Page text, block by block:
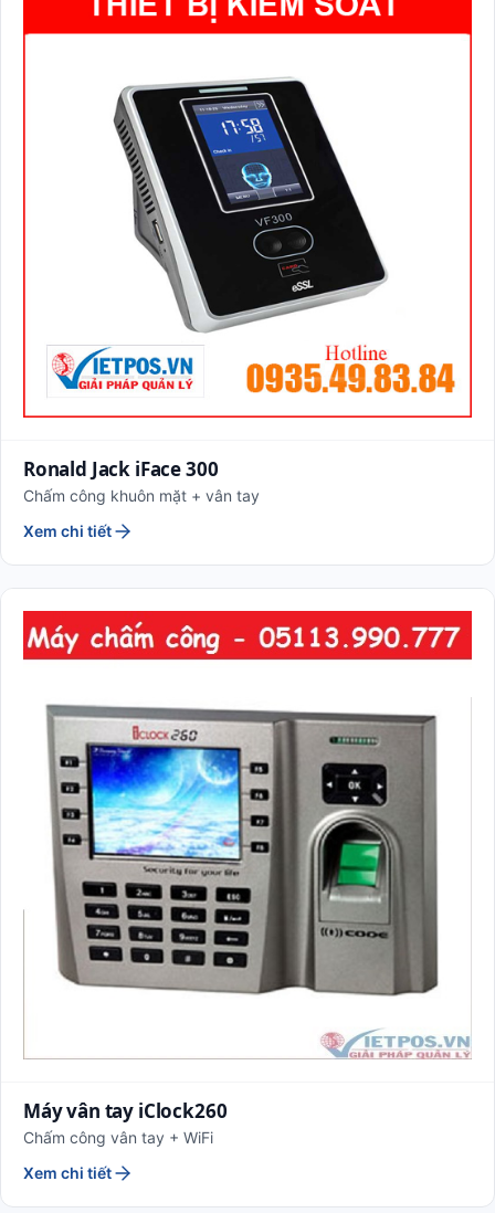
Ronald Jack iFace 300
Chấm công khuôn mặt + vân tay
Xem chi tiết
Máy vân tay iClock260
Chấm công vân tay + WiFi
Xem chi tiết